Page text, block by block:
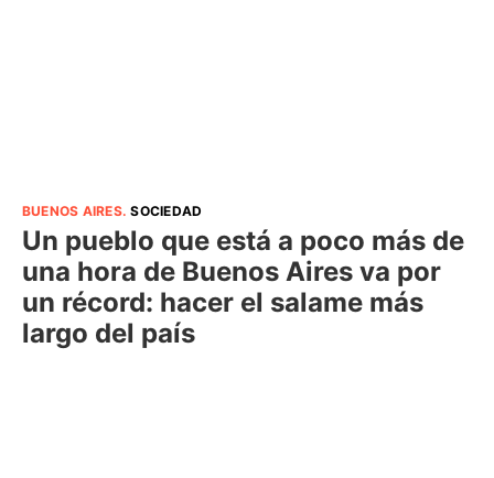
BUENOS AIRES.SOCIEDAD
Un pueblo que está a poco más de
una hora de Buenos Aires va por
un récord: hacer el salame más
largo del país